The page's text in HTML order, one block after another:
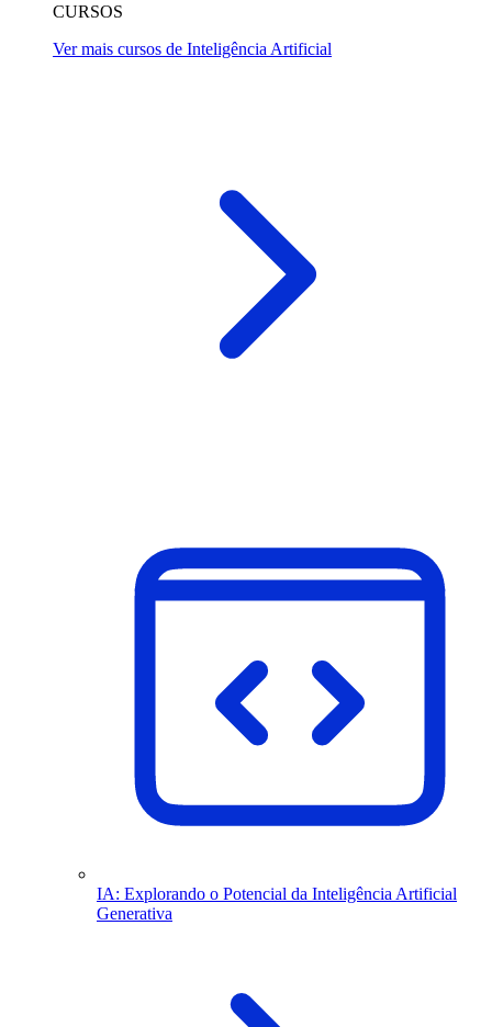
CURSOS
Ver mais cursos de Inteligência Artificial
IA: Explorando o Potencial da Inteligência Artificial
Generativa